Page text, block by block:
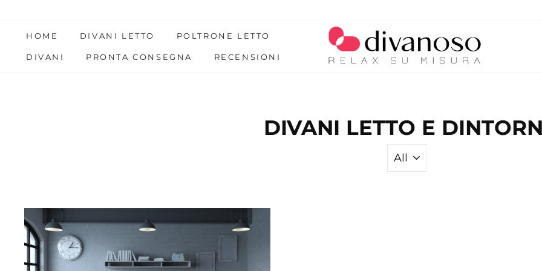
content
HOME DIVANI LETTO POLTRONE LETTO
DIVANI PRONTA CONSEGNA RECENSIONI
DIVANI LETTO E